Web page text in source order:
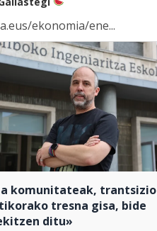
ekonomia/ene...
komunitateak, trantsizio
tresna gisa, bide
ditu»